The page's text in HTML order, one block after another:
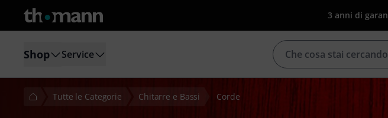
3 anni di
Shop Service
Tutte le Categorie Chitarre e Bassi Corde